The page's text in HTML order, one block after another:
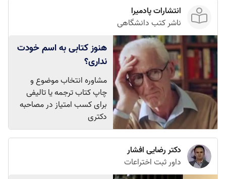
انتشارات پادمیرا
ناشر کتب دانشگاهی
هنوز کتابی به اسم خودت
نداری؟
مشاوره انتخاب موضوع و
چاپ کتاب ترجمه یا تالیفی
برای کسب امتیاز در مصاحبه
دکتری
دکتر رضایی افشار
داور ثبت اختراعات